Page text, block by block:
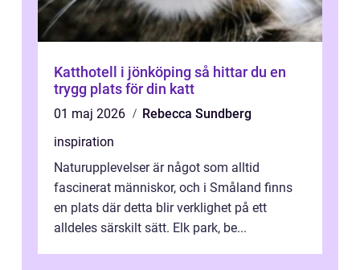
Katthotell i jönköping så hittar du en
trygg plats för din katt
01 maj 2026
Rebecca Sundberg
inspiration
Naturupplevelser är något som alltid
fascinerat människor, och i Småland finns
en plats där detta blir verklighet på ett
alldeles särskilt sätt. Elk park, be...